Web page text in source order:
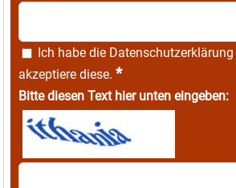
Ich habe die Datenschutzerklärung
akzeptiere diese. *
Bitte diesen Text hier unten eingeben: